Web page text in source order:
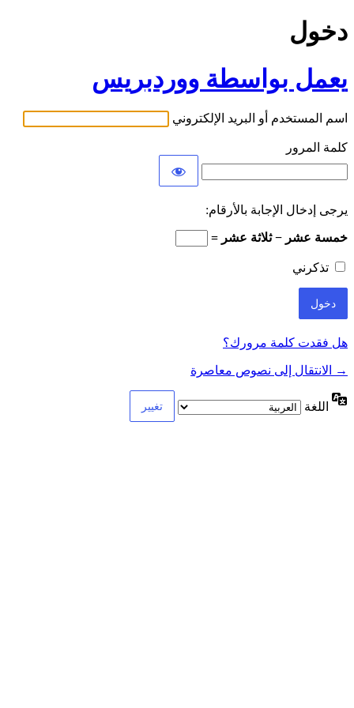
دخول
يعمل بواسطة ووردبريس
اسم المستخدم أو البريد الإلكتروني
كلمة المرور
يرجى إدخال الإجابة بالأرقام:
خمسة عشر − ثلاثة عشر =
تذكرني
هل فقدت كلمة مرورك؟
→ الانتقال إلى نصوص معاصرة
اللغة